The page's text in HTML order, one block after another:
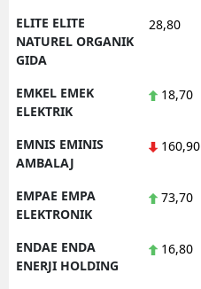
ELITE ELITE
NATUREL ORGANIK
GIDA
28,80
EMKEL EMEK
ELEKTRIK
18,70
EMNIS EMINIS
AMBALAJ
160,90
EMPAE EMPA
ELEKTRONIK
73,70
ENDAE ENDA
ENERJI HOLDING
16,80